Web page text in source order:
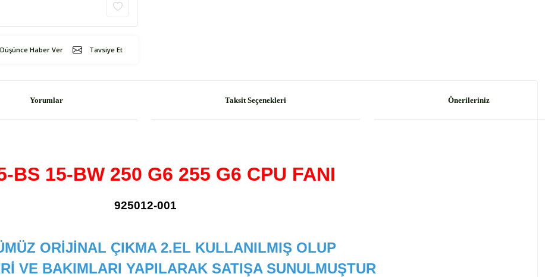
Düşünce Haber Ver Tavsiye Et
Yorumlar Taksit Seçenekleri Önerileriniz
BS 15-BW 250 G6 255 G6 CPU FANI
925012-001
ORİJİNAL ÇIKMA 2.EL KULLANILMIŞ OLUP
VE BAKIMLARI YAPILARAK SATIŞA SUNULMUŞTUR